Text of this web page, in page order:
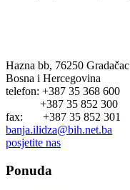
Hazna bb, 76250 Gradačac
Bosna i Hercegovina
telefon: +387 35 368 600
+387 35 852 300
fax: +387 35 852 301
banja.ilidza@bih.net.ba
posjetite nas
Ponuda